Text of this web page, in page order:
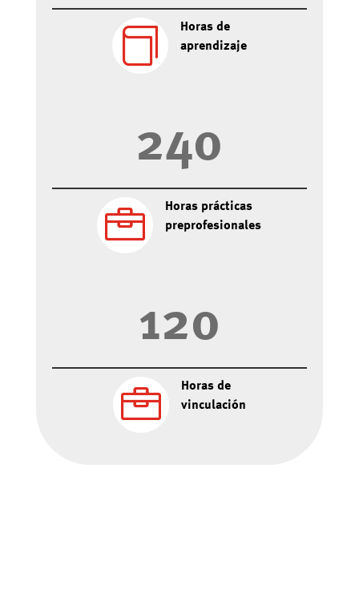

Horas de
aprendizaje
240

Horas prácticas
preprofesionales
120

Horas de
vinculación